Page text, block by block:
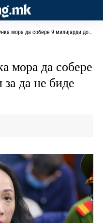
да собере 9 милијарди долари за да не биде погубена
мора да собере
да не биде